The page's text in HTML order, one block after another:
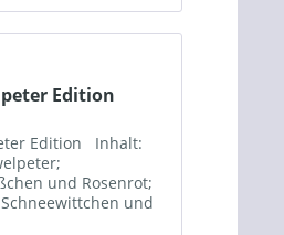
Edition
Edition Inhalt:
und Rosenrot;
und